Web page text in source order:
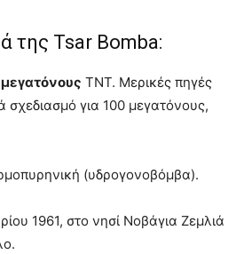
της Tsar Bomba:
TNT. Μερικές πηγές
για 100 μεγατόνους,
(υδρογονοβόμβα).
1961, στο νησί Νοβάγια Ζεμλιά